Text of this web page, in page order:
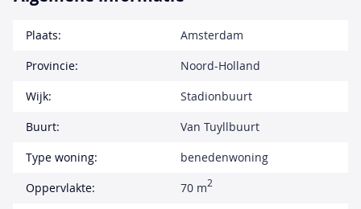
Plaats:
Amsterdam
Provincie:
Noord-Holland
Wijk:
Stadionbuurt
Buurt:
Van Tuyllbuurt
Type woning:
benedenwoning
Oppervlakte:
70 m2